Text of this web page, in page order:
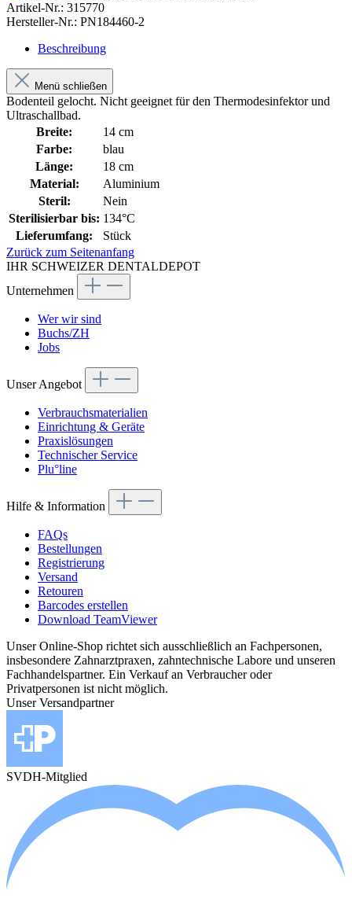
Artikel-Nr.: 315770
Hersteller-Nr.: PN184460-2
Beschreibung
Menü schließen
Bodenteil gelocht. Nicht geeignet für den Thermodesinfektor und
Ultraschallbad.
Breite:
14 cm
Farbe:
blau
Länge:
18 cm
Material:
Aluminium
Steril:
Nein
Sterilisierbar bis: 134°C
Lieferumfang:
Stück
Zurück zum Seitenanfang
IHR SCHWEIZER DENTALDEPOT
Unternehmen
Wer wir sind
Buchs/ZH
Jobs
Unser Angebot
Verbrauchsmaterialien
Einrichtung & Geräte
Praxislösungen
Technischer Service
Plu°line
Hilfe & Information
FAQs
Bestellungen
Registrierung
Versand
Retouren
Barcodes erstellen
Download TeamViewer
Unser Online-Shop richtet sich ausschließlich an Fachpersonen,
insbesondere Zahnarztpraxen, zahntechnische Labore und unseren
Fachhandelspartner. Ein Verkauf an Verbraucher oder
Privatpersonen ist nicht möglich.
Unser Versandpartner
SVDH-Mitglied